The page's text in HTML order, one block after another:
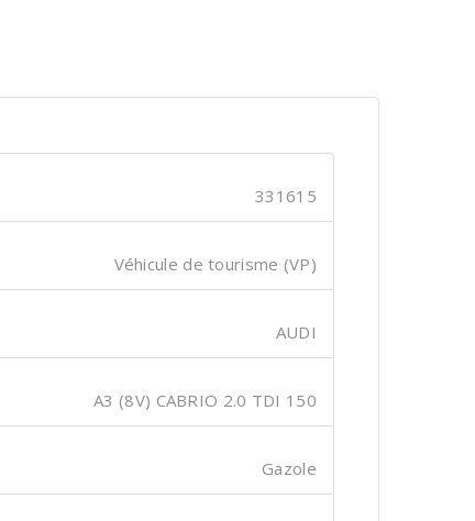
331615
Véhicule de tourisme (VP)
AUDI
A3 (8V) CABRIO 2.0 TDI 150
Gazole